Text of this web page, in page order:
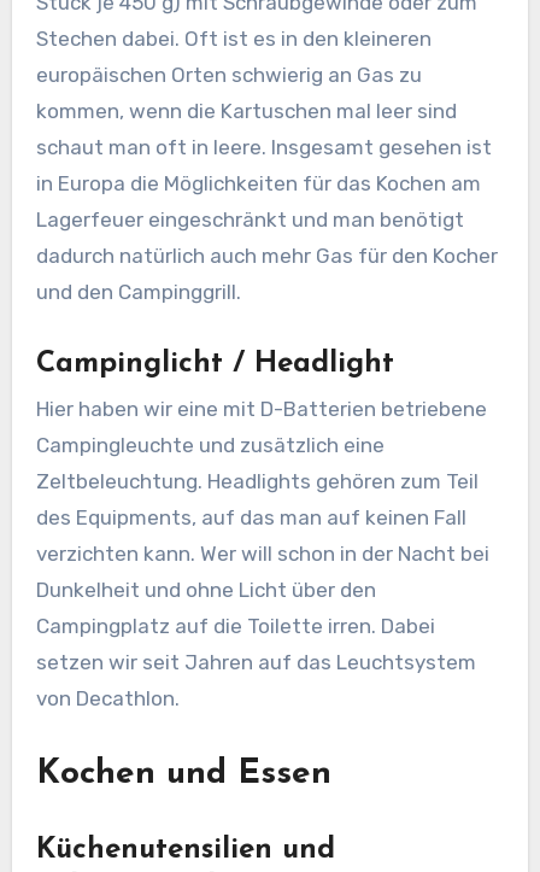
Stechen dabei. Oft ist es in den kleineren
europäischen Orten schwierig an Gas zu
kommen, wenn die Kartuschen mal leer sind
schaut man oft in leere. Insgesamt gesehen ist
in Europa die Möglichkeiten für das Kochen am
Lagerfeuer eingeschränkt und man benötigt
dadurch natürlich auch mehr Gas für den Kocher
und den Campinggrill.
Campinglicht / Headlight
Hier haben wir eine mit D-Batterien betriebene
Campingleuchte und zusätzlich eine
Zeltbeleuchtung. Headlights gehören zum Teil
des Equipments, auf das man auf keinen Fall
verzichten kann. Wer will schon in der Nacht bei
Dunkelheit und ohne Licht über den
Campingplatz auf die Toilette irren. Dabei
setzen wir seit Jahren auf das Leuchtsystem
von Decathlon.
Kochen und Essen
Küchenutensilien und